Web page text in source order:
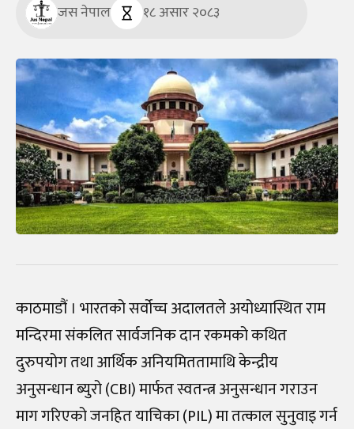
जस नेपाल १८ असार २०८३
काठमाडौं । भारतको सर्वोच्च अदालतले अयोध्यास्थित राम
मन्दिरमा संकलित सार्वजनिक दान रकमको कथित
दुरुपयोग तथा आर्थिक अनियमिततामाथि केन्द्रीय
अनुसन्धान ब्युरो (CBI) मार्फत स्वतन्त्र अनुसन्धान गराउन
माग गरिएको जनहित याचिका (PIL) मा तत्काल सुनुवाइ गर्न